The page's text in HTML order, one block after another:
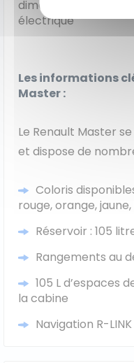
dimensions et son
électrique
Les informations
Master :
Le Renault Master
et dispose de
Coloris
rouge, orange,
Réservoir : 105
Rangements au
105 L d’espaces
la cabine
Navigation R-